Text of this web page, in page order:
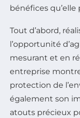
bénéfices
Tout d’abord,
l’opportunité
mesurant et en
entreprise
protection de
également son
atouts précieux